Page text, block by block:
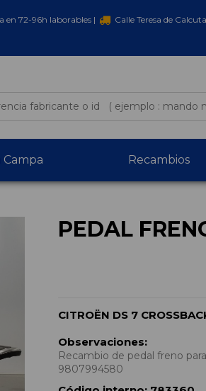
en 72-96h laborables |
Calle Teresa de
Recambios
PEDAL
CITROËN DS 7
Observaciones:
Recambio de pedal freno
9807994580